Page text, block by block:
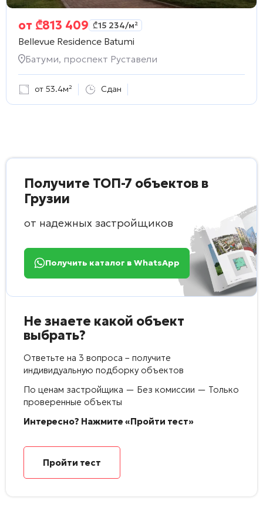
от ₾813 409 ₾15 234/м²
Bellevue Residence Batumi
Батуми, проспект Руставели
от 53.4м² Сдан
Получите ТОП-7 объектов в
Грузии
от надежных застройщиков
Получить каталог в WhatsApp
Не знаете какой объект
выбрать?
Ответьте на 3 вопроса – получите
индивидуальную подборку объектов
По ценам застройщика — Без комиссии — Только
проверенные объекты
Интересно? Нажмите «Пройти тест»
Пройти тест